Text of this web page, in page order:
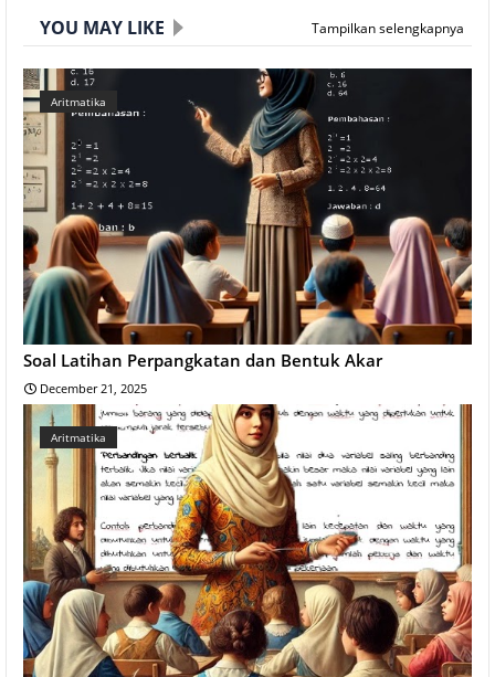
YOU MAY LIKE Tampilkan selengkapnya
Aritmatika
Soal Latihan Perpangkatan dan Bentuk Akar
December 21, 2025
Aritmatika